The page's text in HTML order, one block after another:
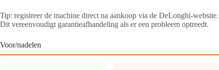
Tip: registreer de machine direct na aankoop via de DeLonghi-website.
Dit vereenvoudigt garantieafhandeling als er een probleem optreedt.
Voor/nadelen